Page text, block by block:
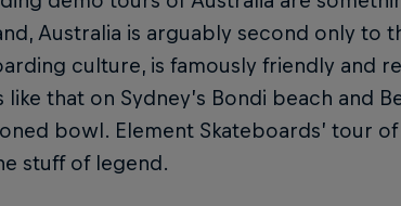
Australia is arguably second only to
culture, is famously friendly and
like that on Sydney’s Bondi beach and
bowl. Element Skateboards’ tour
stuff of legend.